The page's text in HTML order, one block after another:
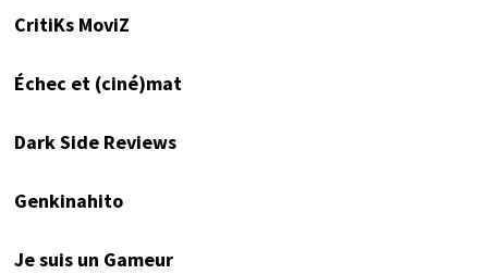
CritiKs MoviZ
Échec et (ciné)mat
Dark Side Reviews
Genkinahito
Je suis un Gameur